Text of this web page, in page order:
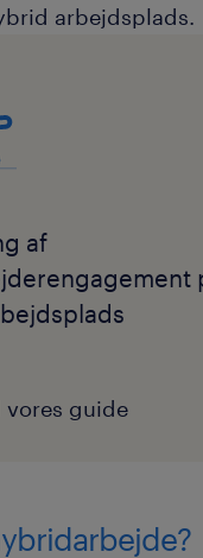
arbejdsplads.
af
guide